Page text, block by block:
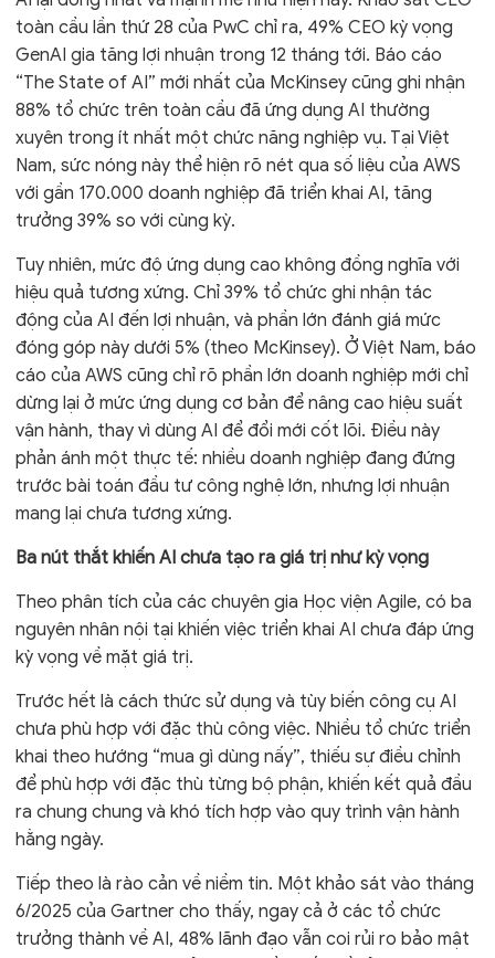
toàn cầu lần thứ 28 của PwC chỉ ra, 49% CEO kỳ vọng
GenAI gia tăng lợi nhuận trong 12 tháng tới. Báo cáo
“The State of AI” mới nhất của McKinsey cũng ghi nhận
88% tổ chức trên toàn cầu đã ứng dụng AI thường
xuyên trong ít nhất một chức năng nghiệp vụ. Tại Việt
Nam, sức nóng này thể hiện rõ nét qua số liệu của AWS
với gần 170.000 doanh nghiệp đã triển khai AI, tăng
trưởng 39% so với cùng kỳ.
Tuy nhiên, mức độ ứng dụng cao không đồng nghĩa với
hiệu quả tương xứng. Chỉ 39% tổ chức ghi nhận tác
động của AI đến lợi nhuận, và phần lớn đánh giá mức
đóng góp này dưới 5% (theo McKinsey). Ở Việt Nam, báo
cáo của AWS cũng chỉ rõ phần lớn doanh nghiệp mới chỉ
dừng lại ở mức ứng dụng cơ bản để nâng cao hiệu suất
vận hành, thay vì dùng AI để đổi mới cốt lõi. Điều này
phản ánh một thực tế: nhiều doanh nghiệp đang đứng
trước bài toán đầu tư công nghệ lớn, nhưng lợi nhuận
mang lại chưa tương xứng.
Ba nút thắt khiến AI chưa tạo ra giá trị như kỳ vọng
Theo phân tích của các chuyên gia Học viện Agile, có ba
nguyên nhân nội tại khiến việc triển khai AI chưa đáp ứng
kỳ vọng về mặt giá trị.
Trước hết là cách thức sử dụng và tùy biến công cụ AI
chưa phù hợp với đặc thù công việc. Nhiều tổ chức triển
khai theo hướng “mua gì dùng nấy”, thiếu sự điều chỉnh
để phù hợp với đặc thù từng bộ phận, khiến kết quả đầu
ra chung chung và khó tích hợp vào quy trình vận hành
hằng ngày.
Tiếp theo là rào cản về niềm tin. Một khảo sát vào tháng
6/2025 của Gartner cho thấy, ngay cả ở các tổ chức
trưởng thành về AI, 48% lãnh đạo vẫn coi rủi ro bảo mật